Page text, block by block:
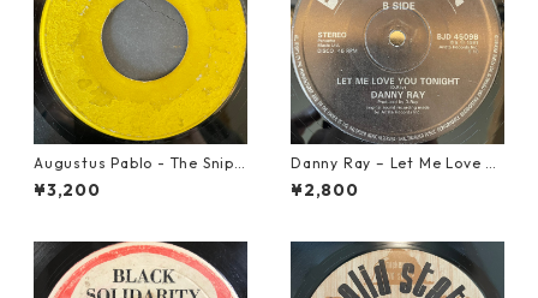
Augustus Pablo - The Snipe
r【7-21945】
¥3,200
Danny Ray – Let Me Love Yo
u Tonight【12-30001】
¥2,800